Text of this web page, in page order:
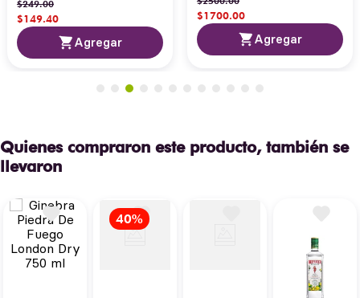
$249.00
$149.40
Agregar
$1700.00
Agregar
Quienes compraron este producto, también se
llevaron